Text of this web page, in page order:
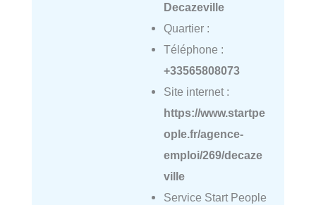
Decazeville
Quartier :
Téléphone :
+33565808073
Site internet :
https://www.startpe
ople.fr/agence-
emploi/269/decaze
ville
Service Start People